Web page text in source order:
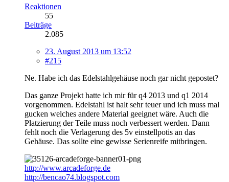
Reaktionen
55
Beiträge
2.085
23. August 2013 um 13:52
#215
Ne. Habe ich das Edelstahlgehäuse noch gar nicht gepostet?
Das ganze Projekt hatte ich mir für q4 2013 und q1 2014
vorgenommen. Edelstahl ist halt sehr teuer und ich muss mal
gucken welches andere Material geeignet wäre. Auch die
Platzierung der Teile muss noch verbessert werden. Dann
fehlt noch die Verlagerung des 5v einstellpotis an das
Gehäuse. Das sollte eine gewisse Serienreife mitbringen.
http://www.arcadeforge.de
http://bencao74.blogspot.com